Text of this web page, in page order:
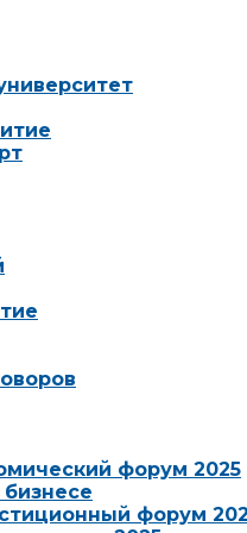
форум 2025
форум